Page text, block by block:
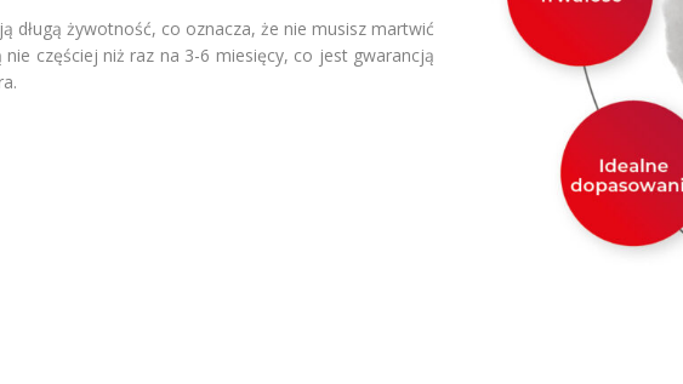
długą żywotność, co oznacza, że nie musisz martwić
częściej niż raz na 3-6 miesięcy, co jest gwarancją